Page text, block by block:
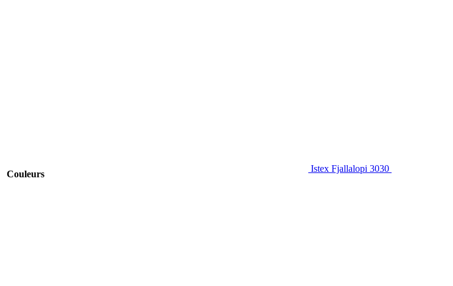
Couleurs
Istex Fjallalopi 3030